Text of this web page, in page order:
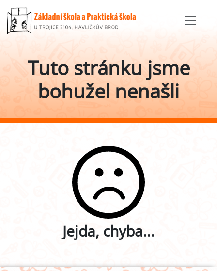
Tuto stránku jsme
bohužel nenašli
Jejda, chyba...